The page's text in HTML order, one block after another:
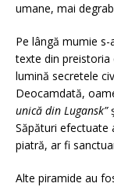
umane, mai
Pe lângă mumie
texte din
lumină secretele
Deocamdată,
unică din Lugansk”
Săpături efectuate
piatră, ar fi
Alte piramide au